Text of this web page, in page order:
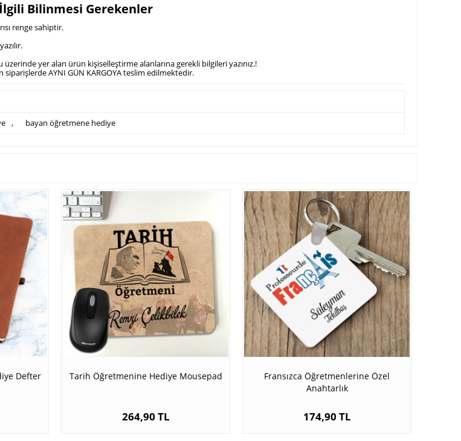
Bilinmesi Gerekenler
renge sahiptir.
yer alan ürün kişiselleştirme alanlarına gerekli bilgileri yazınız.!
AYNI GÜN KARGOYA teslim edilmektedir.
, bayan öğretmene hediye
Defter
Tarih Öğretmenine Hediye Mousepad
264,90 TL
Fransızca Öğretmenlerine Özel
Anahtarlık
174,90 TL